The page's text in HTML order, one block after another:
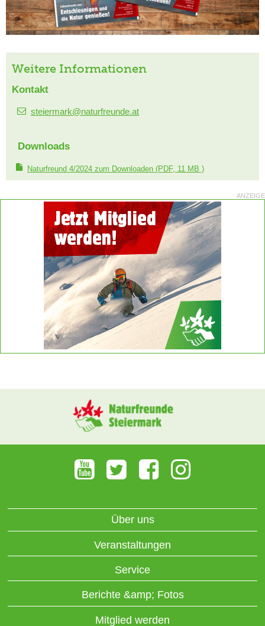
Weitere Informationen
Kontakt
steiermark@naturfreunde.at
Downloads
Naturfreund 4/2024 zum Downloaden (PDF, 11 MB )
ANZEIGE
Über uns
Veranstaltungen
Service
Berichte &amp; Fotos
Mitglied werden